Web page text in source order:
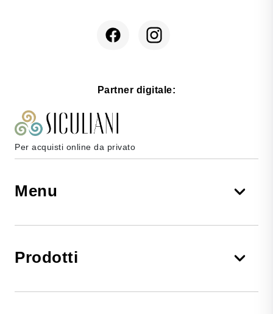
Partner digitale:
Per acquisti online da privato
Menu
Prodotti